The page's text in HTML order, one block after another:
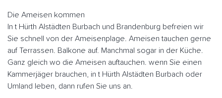
Die Ameisen kommen
In t Hürth Alstädten Burbach und Brandenburg befreien wir
Sie schnell von der Ameisenplage. Ameisen tauchen gerne
auf Terrassen. Balkone auf. Manchmal sogar in der Küche.
Ganz gleich wo die Ameisen auftauchen. wenn Sie einen
Kammerjäger brauchen, in t Hürth Alstädten Burbach oder
Umland leben, dann rufen Sie uns an.